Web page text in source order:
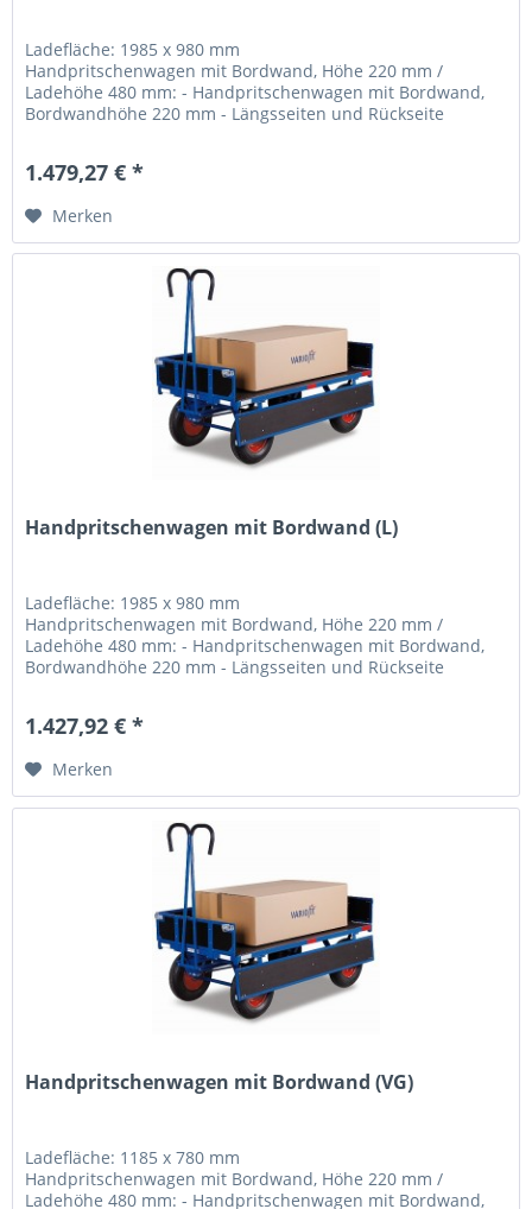
Ladefläche: 1985 x 980 mm
Handpritschenwagen mit Bordwand, Höhe 220 mm /
Ladehöhe 480 mm: - Handpritschenwagen mit Bordwand,
Bordwandhöhe 220 mm - Längsseiten und Rückseite
1.479,27 € *
Merken
Handpritschenwagen mit Bordwand (L)
Ladefläche: 1985 x 980 mm
Handpritschenwagen mit Bordwand, Höhe 220 mm /
Ladehöhe 480 mm: - Handpritschenwagen mit Bordwand,
Bordwandhöhe 220 mm - Längsseiten und Rückseite
1.427,92 € *
Merken
Handpritschenwagen mit Bordwand (VG)
Ladefläche: 1185 x 780 mm
Handpritschenwagen mit Bordwand, Höhe 220 mm /
Ladehöhe 480 mm: - Handpritschenwagen mit Bordwand,